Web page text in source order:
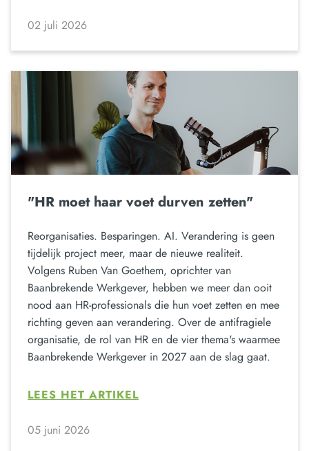
02 juli 2026
"HR moet haar voet durven zetten"
Reorganisaties. Besparingen. AI. Verandering is geen
tijdelijk project meer, maar de nieuwe realiteit.
Volgens Ruben Van Goethem, oprichter van
Baanbrekende Werkgever, hebben we meer dan ooit
nood aan HR-professionals die hun voet zetten en mee
richting geven aan verandering. Over de antifragiele
organisatie, de rol van HR en de vier thema's waarmee
Baanbrekende Werkgever in 2027 aan de slag gaat.
LEES HET ARTIKEL
05 juni 2026